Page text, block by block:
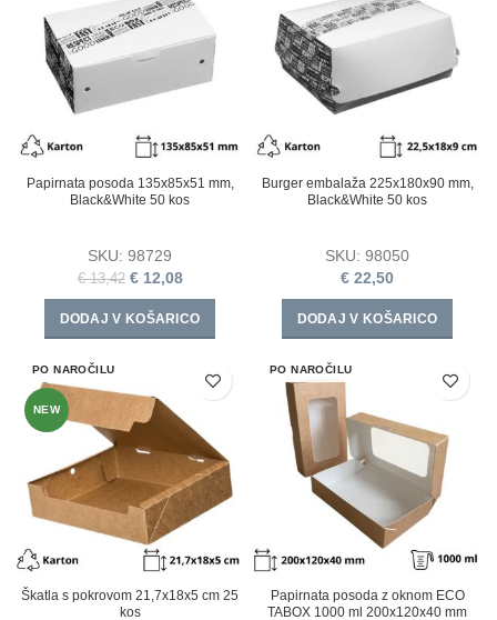
Papirnata posoda 135x85x51 mm,
Black&White 50 kos
SKU: 98729
€13,42 € 12,08
DODAJ V KOŠARICO
Burger embalaža 225x180x90 mm,
Black&White 50 kos
SKU: 98050
€ 22,50
DODAJ V KOŠARICO
PO NAROČILU
NEW
Škatla s pokrovom 21,7x18x5 cm 25
kos
PO NAROČILU
Papirnata posoda z oknom ECO
TABOX 1000 ml 200x120x40 mm